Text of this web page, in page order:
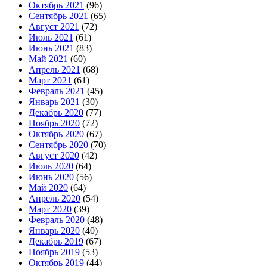
Октябрь 2021 (96)
Сентябрь 2021 (65)
Август 2021 (72)
Июль 2021 (61)
Июнь 2021 (83)
Май 2021 (60)
Апрель 2021 (68)
Март 2021 (61)
Февраль 2021 (45)
Январь 2021 (30)
Декабрь 2020 (77)
Ноябрь 2020 (72)
Октябрь 2020 (67)
Сентябрь 2020 (70)
Август 2020 (42)
Июль 2020 (64)
Июнь 2020 (56)
Май 2020 (64)
Апрель 2020 (54)
Март 2020 (39)
Февраль 2020 (48)
Январь 2020 (40)
Декабрь 2019 (67)
Ноябрь 2019 (53)
Октябрь 2019 (44)